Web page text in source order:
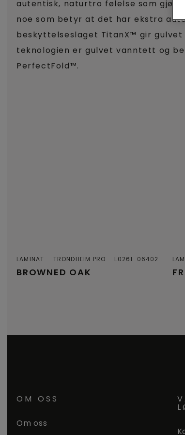
autentisk, naturtro følelse som gjør
noe som betyr at det har ekstra
beskyttelseslaget TitanX™ gir
teknologien er gulvet vanntett og
PerfectFold™.
BROWNED OAK
LAMINAT TRONDHEIM PRO L0261-06402
OM OSS
Om oss